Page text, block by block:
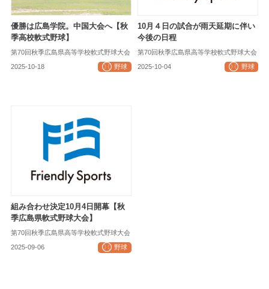
優勝は広島学院。中国大会へ【秋
季高校軟式野球】
第70回秋季広島県高等学校軟式野球大会
2025-10-18 野球
10月４日の試合が雨天延期に伴い
今後の日程
第70回秋季広島県高等学校軟式野球大会
2025-10-04 野球
組み合わせ決定10月4日開幕【秋
季広島県軟式野球大会】
第70回秋季広島県高等学校軟式野球大会
2025-09-06 野球